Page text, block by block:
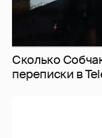
Сколько
перeписки в